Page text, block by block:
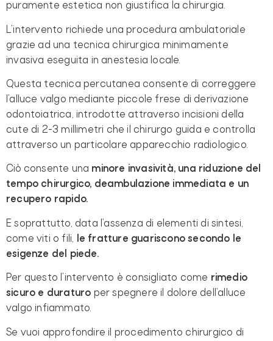
puramente estetica non giustifica la chirurgia.
L’intervento richiede una procedura ambulatoriale
grazie ad una tecnica chirurgica minimamente
invasiva eseguita in anestesia locale.
Questa tecnica percutanea consente di correggere
l’alluce valgo mediante piccole frese di derivazione
odontoiatrica, introdotte attraverso incisioni della
cute di 2-3 millimetri che il chirurgo guida e controlla
attraverso un particolare apparecchio radiologico.
Ciò consente una minore invasività, una riduzione del
tempo chirurgico, deambulazione immediata e un
recupero rapido.
E soprattutto, data l’assenza di elementi di sintesi,
come viti o fili,
le fratture guariscono secondo le
esigenze del piede.
Per questo l’intervento è consigliato come rimedio
sicuro e duraturo per spegnere il dolore dell’alluce
valgo infiammato.
Se vuoi approfondire il procedimento chirurgico di